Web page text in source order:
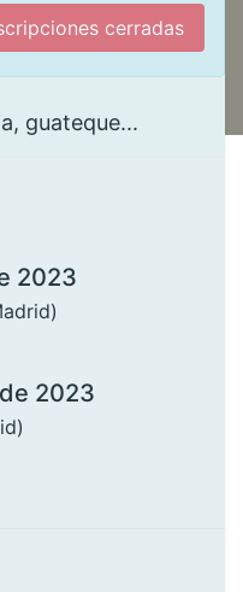
cerradas
guateque...
2023
)
2023
)